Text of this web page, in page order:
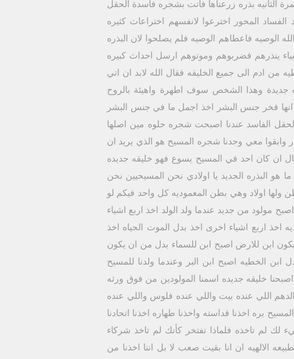
الثانيه بذره زرعناها فاتت بشجره فاسدة الحقل
المحور اخترعوا لانفسهم اختراعات كثيره
الوصيه فاعطاهم الوصيه فلم يصلحوا لان البذره
ينذرهم فضربوهم وموتوهم ارسل احداث كبيره
ادم الى جميع الخليقه فقال الله لابد ان اتي
وهذا الشخص سوف اطهرة واهيئة بالروح
انها فخر جنس البشر اخذ اجمل ما في جنس البشر
الفاسد عندنا اصبحت شجره حلوه مين اصلها
وابقوا معي وجدنا شجره المسيح هو الذي يريد ان
ان كان احد في المسيح يسوع فهو خليقه جديده
هو البذره الجديد يا اولادي نحن المسيحيين نحن
ولها اولاد وهي بطن المعموديه كل واحد فيكم لو
مولود من جديد عندما ولد الولد اخذ اربع اشياء
اخذ اربع اشياء اخرى اخذ بدل الموت الحياه اخذ
يكون ابن للارض اصبح ابن للسماء بدل من ان يكون
الخطيه اصبح ابن البر وعندما ولدنا للمسيح
اصبحنا خليقه جديده اسمنا المولودين من فوق ورثه
اللي عنده بيت واللي عنده فلوس واللي عنده
بره اخذنا قداسته واخذنا طهاره اخذنا اتحادنا
لم تاخذه فلماذا تفتخر كأنك لم تاخذ شركاء
الالهيه ان انا بقيت صعب لا بل اننا اخذنا من